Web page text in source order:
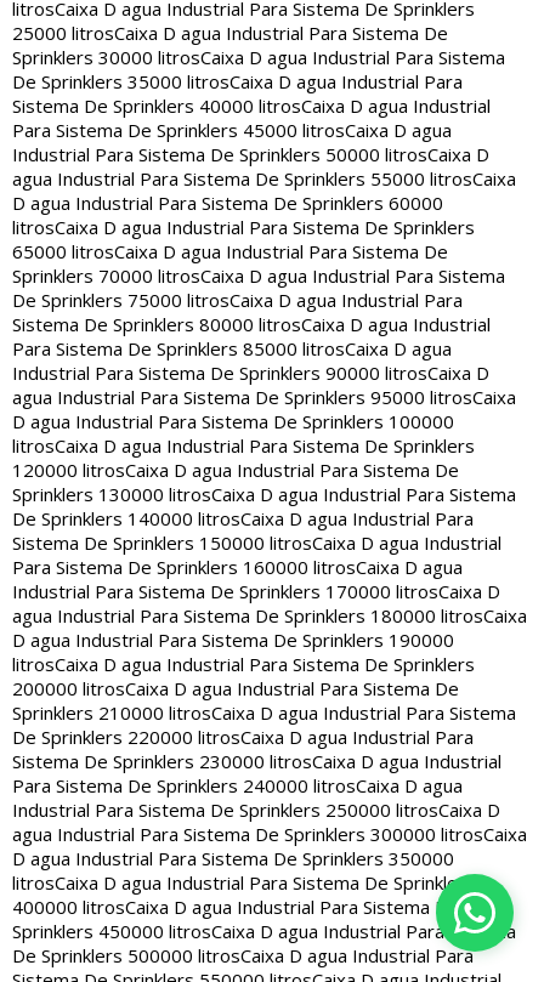
litrosCaixa D agua Industrial Para Sistema De Sprinklers
25000 litrosCaixa D agua Industrial Para Sistema De
Sprinklers 30000 litrosCaixa D agua Industrial Para Sistema
De Sprinklers 35000 litrosCaixa D agua Industrial Para
Sistema De Sprinklers 40000 litrosCaixa D agua Industrial
Para Sistema De Sprinklers 45000 litrosCaixa D agua
Industrial Para Sistema De Sprinklers 50000 litrosCaixa D
agua Industrial Para Sistema De Sprinklers 55000 litrosCaixa
D agua Industrial Para Sistema De Sprinklers 60000
litrosCaixa D agua Industrial Para Sistema De Sprinklers
65000 litrosCaixa D agua Industrial Para Sistema De
Sprinklers 70000 litrosCaixa D agua Industrial Para Sistema
De Sprinklers 75000 litrosCaixa D agua Industrial Para
Sistema De Sprinklers 80000 litrosCaixa D agua Industrial
Para Sistema De Sprinklers 85000 litrosCaixa D agua
Industrial Para Sistema De Sprinklers 90000 litrosCaixa D
agua Industrial Para Sistema De Sprinklers 95000 litrosCaixa
D agua Industrial Para Sistema De Sprinklers 100000
litrosCaixa D agua Industrial Para Sistema De Sprinklers
120000 litrosCaixa D agua Industrial Para Sistema De
Sprinklers 130000 litrosCaixa D agua Industrial Para Sistema
De Sprinklers 140000 litrosCaixa D agua Industrial Para
Sistema De Sprinklers 150000 litrosCaixa D agua Industrial
Para Sistema De Sprinklers 160000 litrosCaixa D agua
Industrial Para Sistema De Sprinklers 170000 litrosCaixa D
agua Industrial Para Sistema De Sprinklers 180000 litrosCaixa
D agua Industrial Para Sistema De Sprinklers 190000
litrosCaixa D agua Industrial Para Sistema De Sprinklers
200000 litrosCaixa D agua Industrial Para Sistema De
Sprinklers 210000 litrosCaixa D agua Industrial Para Sistema
De Sprinklers 220000 litrosCaixa D agua Industrial Para
Sistema De Sprinklers 230000 litrosCaixa D agua Industrial
Para Sistema De Sprinklers 240000 litrosCaixa D agua
Industrial Para Sistema De Sprinklers 250000 litrosCaixa D
agua Industrial Para Sistema De Sprinklers 300000 litrosCaixa
D agua Industrial Para Sistema De Sprinklers 350000
litrosCaixa D agua Industrial Para Sistema De Sprinklers
400000 litrosCaixa D agua Industrial Para Sistema De
Sprinklers 450000 litrosCaixa D agua Industrial Para Sistema
De Sprinklers 500000 litrosCaixa D agua Industrial Para